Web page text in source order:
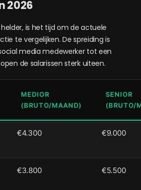
2026
is het tijd om de actuele
te vergelijken. De spreiding is
media medewerker tot een
de salarissen sterk uiteen.
MEDIOR
(BRUTO/MAAND)
SENIOR
(BRUTO/
€4.300 €9.000
€3.800 €5.500